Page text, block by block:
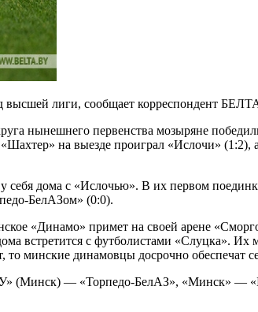
высшей лиги, сообщает корреспондент
нынешнего первенства мозыряне
на выезде проиграл «Ислочи» (1:2),
себя дома с «Ислочью». В их первом
БелАЗом» (0:0).
«Динамо» примет на своей арене
встретится с футболистами «Слуцка». Их
минские динамовцы досрочно обеспечат
(Минск) — «Торпедо-БелАЗ», «Минск» —